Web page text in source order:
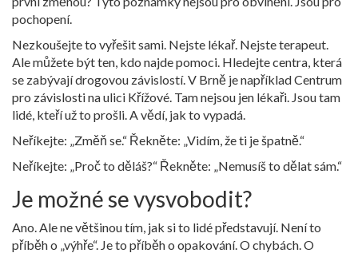
pochopení.
Nezkoušejte to vyřešit sami. Nejste lékař. Nejste terapeut.
Ale můžete být ten, kdo najde pomoci. Hledejte centra, která
se zabývají drogovou závislostí. V Brně je například Centrum
pro závislosti na ulici Křížové. Tam nejsou jen lékaři. Jsou tam
lidé, kteří už to prošli. A vědí, jak to vypadá.
Neříkejte: „Změň se.“ Řekněte: „Vidím, že ti je špatně.“
Neříkejte: „Proč to děláš?“ Řekněte: „Nemusíš to dělat sám.“
Je možné se vysvobodit?
Ano. Ale ne většinou tím, jak si to lidé představují. Není to
příběh o „výhře“. Je to příběh o opakování. O chybách. O